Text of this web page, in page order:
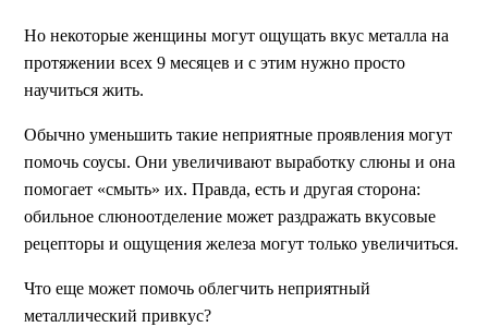
Но некоторые женщины могут ощущать вкус металла на
протяжении всех 9 месяцев и с этим нужно просто
научиться жить.
Обычно уменьшить такие неприятные проявления могут
помочь соусы. Они увеличивают выработку слюны и она
помогает «смыть» их. Правда, есть и другая сторона:
обильное слюноотделение может раздражать вкусовые
рецепторы и ощущения железа могут только увеличиться.
Что еще может помочь облегчить неприятный
металлический привкус?